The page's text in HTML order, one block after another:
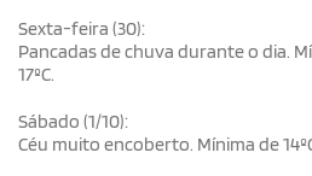
Sexta-feira (30):
Pancadas de chuva durante o dia.
17ºC.
Sábado (1/10):
Céu muito encoberto. Mínima de